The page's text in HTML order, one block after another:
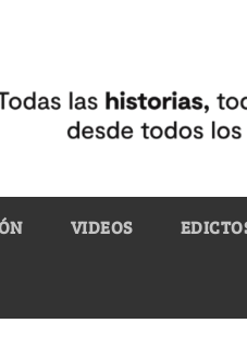
VIDEOS